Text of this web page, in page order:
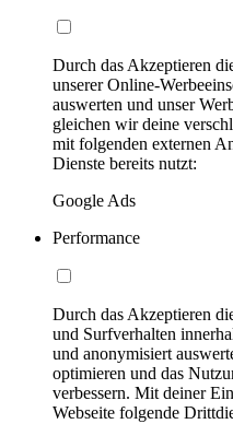
Durch das Akzeptieren
unserer Online-
auswerten und unser
gleichen wir deine
mit folgenden externen
Dienste bereits nutzt:
Google Ads
Performance
Durch das Akzeptieren
und Surfverhalten
und anonymisiert
optimieren und das
verbessern. Mit deiner
Webseite folgende